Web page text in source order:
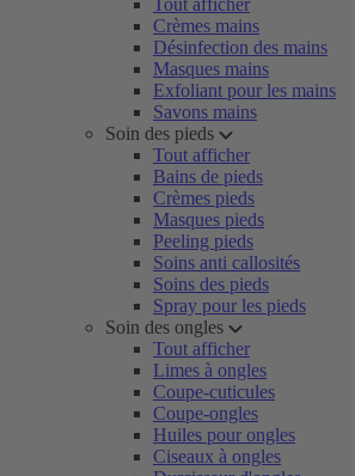
Tout afficher
Crèmes mains
Désinfection des mains
Masques mains
Exfoliant pour les mains
Savons mains
Soin des pieds
Tout afficher
Bains de pieds
Crèmes pieds
Masques pieds
Peeling pieds
Soins anti callosités
Soins des pieds
Spray pour les pieds
Soin des ongles
Tout afficher
Limes à ongles
Coupe-cuticules
Coupe-ongles
Huiles pour ongles
Ciseaux à ongles